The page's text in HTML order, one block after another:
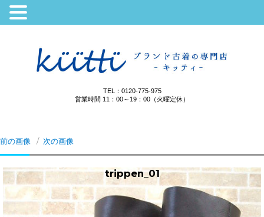
TEL：0120-775-975
営業時間 11：00～19：00（火曜定休）
前の画像 次の画像
trippen_01